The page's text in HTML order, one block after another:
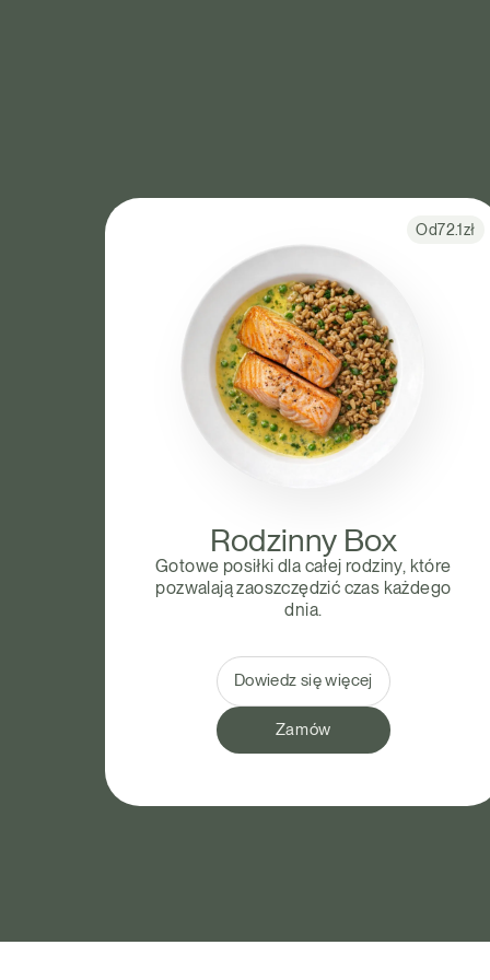
Od72.1zł
Rodzinny Box
Gotowe posiłki dla całej rodziny, które
pozwalają zaoszczędzić czas każdego
dnia.
Dowiedz się więcej
Zamów